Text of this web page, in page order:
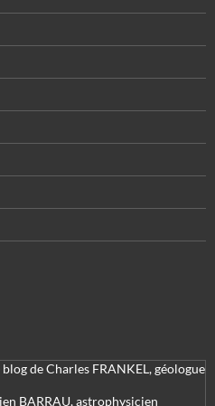
de Charles FRANKEL, géologue
BARRAU, astrophysicien